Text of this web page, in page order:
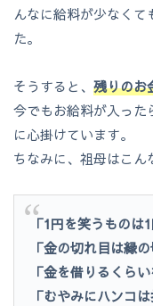
んなに給料が少なく
た。
そうすると、 残りのお
今でもお給料が入った
に心掛けています。
ちなみに、祖母はこん
「1円を笑うものは
「金の切れ目は縁の
「金を借りるくら
「むやみにハンコは